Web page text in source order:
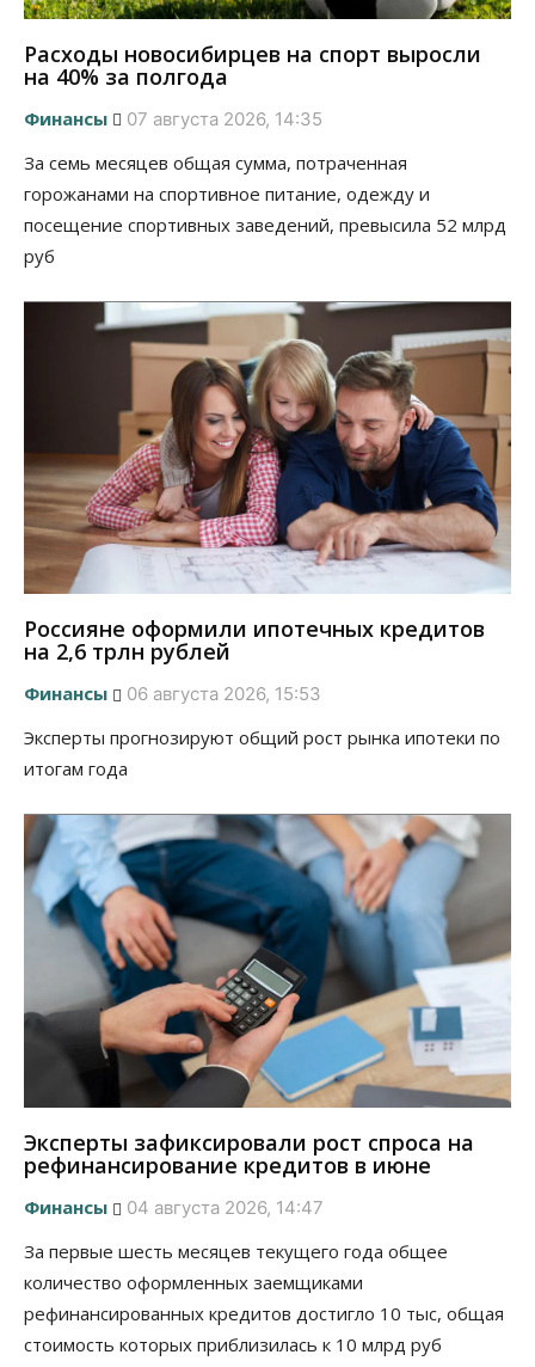
Расходы новосибирцев на спорт выросли
на 40% за полгода
Финансы 07 августа 2026, 14:35
За семь месяцев общая сумма, потраченная
горожанами на спортивное питание, одежду и
посещение спортивных заведений, превысила 52 млрд
руб
Россияне оформили ипотечных кредитов
на 2,6 трлн рублей
Финансы 06 августа 2026, 15:53
Эксперты прогнозируют общий рост рынка ипотеки по
итогам года
Эксперты зафиксировали рост спроса на
рефинансирование кредитов в июне
Финансы 04 августа 2026, 14:47
За первые шесть месяцев текущего года общее
количество оформленных заемщиками
рефинансированных кредитов достигло 10 тыс, общая
стоимость которых приблизилась к 10 млрд руб